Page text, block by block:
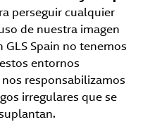
perseguir cualquier
de nuestra imagen
Spain no tenemos
entornos
responsabilizamos
irregulares que se